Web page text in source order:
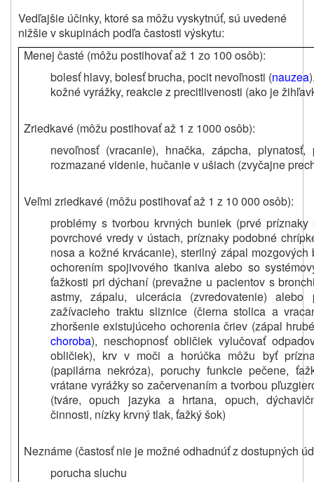
Vedľajšie účinky, ktoré sa môžu vyskytnúť, sú uvedené
nižšie v skupinách podľa častosti výskytu:
Menej časté (môžu postihovať až 1 zo 100 osôb):
bolesť hlavy, bolesť brucha, pocit nevoľnosti (nauzea
kožné vyrážky, reakcie z precitlivenosti (ako je
Zriedkavé (môžu postihovať až 1 z 1000 osôb):
nevoľnosť (vracanie), hnačka, zápcha,
rozmazané videnie, hučanie v ušiach (zvyčajne
Veľmi zriedkavé (môžu postihovať až 1 z 10 000 osôb):
problémy s tvorbou krvných buniek (prvé
povrchové vredy v ústach, príznaky podobné
nosa a kožné krvácanie), sterilný zápal
ochorením spojivového tkaniva alebo so
ťažkosti pri dýchaní (prevažne u pacientov s
astmy, zápalu, ulcerácia (zvredovatenie) alebo
zažívacieho traktu sliznice (čierna stolica a
zhoršenie existujúceho ochorenia čriev (zápal
choroba), neschopnosť obličiek vylučovať
obličiek), krv v moči a horúčka môžu byť
(papilárna nekróza), poruchy funkcie pečene,
vrátane vyrážky so začervenaním a tvorbou
(tváre, opuch jazyka a hrtana, opuch,
činnosti, nízky krvný tlak, ťažký šok)
Neznáme (častosť nie je možné odhadnúť z dostupných
porucha sluchu